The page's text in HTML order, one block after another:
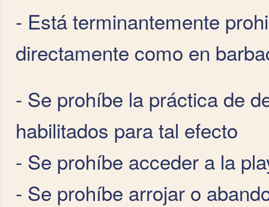
- Está terminantemente
directamente como en
- Se prohíbe la práctica de
habilitados para tal efecto
- Se prohíbe acceder a la
- Se prohíbe arrojar o